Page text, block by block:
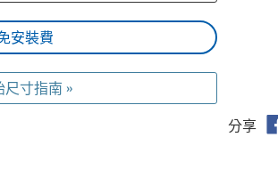
安裝費
尺寸指南 »
分享